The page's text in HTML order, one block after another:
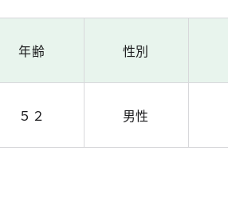
年齢 性別
５２ 男性